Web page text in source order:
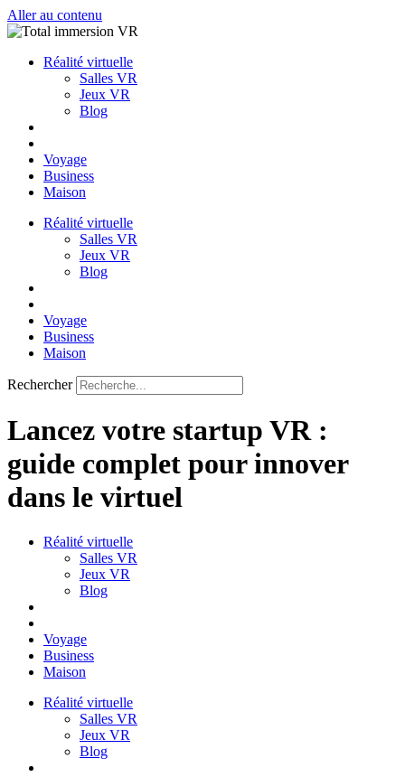
Aller au contenu
Réalité virtuelle
Salles VR
Jeux VR
Blog
Voyage
Business
Maison
Réalité virtuelle
Salles VR
Jeux VR
Blog
Voyage
Business
Maison
Rechercher
Lancez votre startup VR :
guide complet pour innover
dans le virtuel
Réalité virtuelle
Salles VR
Jeux VR
Blog
Voyage
Business
Maison
Réalité virtuelle
Salles VR
Jeux VR
Blog